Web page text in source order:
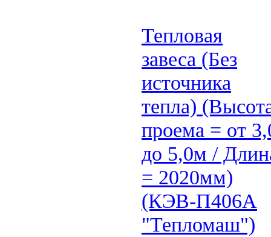
Тепловая
завеса (Без
источника
тепла)
проема = от
до 5,0м /
= 2020мм)
(КЭВ-П406А
"Тепломаш")